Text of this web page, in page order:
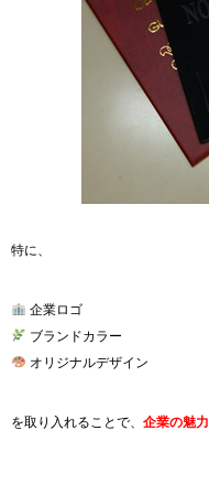
特に、
企業ロゴ
ブランドカラー
オリジナルデザイン
を取り入れることで、 企業の魅力